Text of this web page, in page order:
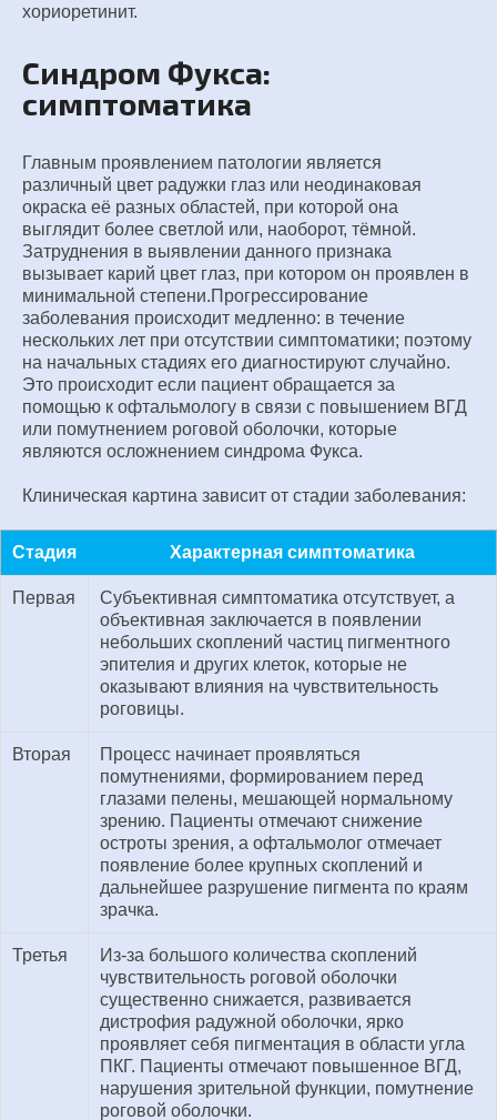
хориоретинит.
Синдром Фукса:
симптоматика
Главным проявлением патологии является
различный цвет радужки глаз или неодинаковая
окраска её разных областей, при которой она
выглядит более светлой или, наоборот, тёмной.
Затруднения в выявлении данного признака
вызывает карий цвет глаз, при котором он проявлен в
минимальной степени.Прогрессирование
заболевания происходит медленно: в течение
нескольких лет при отсутствии симптоматики; поэтому
на начальных стадиях его диагностируют случайно.
Это происходит если пациент обращается за
помощью к офтальмологу в связи с повышением ВГД
или помутнением роговой оболочки, которые
являются осложнением синдрома Фукса.
Клиническая картина зависит от стадии заболевания:
Стадия Характерная симптоматика
Первая
Субъективная симптоматика отсутствует, а
объективная заключается в появлении
небольших скоплений частиц пигментного
эпителия и других клеток, которые не
оказывают влияния на чувствительность
роговицы.
Вторая
Процесс начинает проявляться
помутнениями, формированием перед
глазами пелены, мешающей нормальному
зрению. Пациенты отмечают снижение
остроты зрения, а офтальмолог отмечает
появление более крупных скоплений и
дальнейшее разрушение пигмента по краям
зрачка.
Третья
Из-за большого количества скоплений
чувствительность роговой оболочки
существенно снижается, развивается
дистрофия радужной оболочки, ярко
проявляет себя пигментация в области угла
ПКГ. Пациенты отмечают повышенное ВГД,
нарушения зрительной функции, помутнение
роговой оболочки.